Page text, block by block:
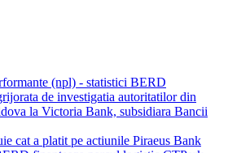
(npl) - statistici BERD
de investigatia autoritatilor din
la Victoria Bank, subsidiara Bancii
cat a platit pe actiunile Piraeus Bank